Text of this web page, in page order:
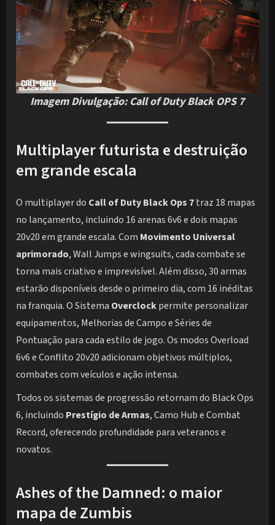
Imagem Divulgação: Call of Duty Black OPS 7
Multiplayer futurista e destruição
em grande escala
O multiplayer do Call of Duty Black Ops 7traz 18 mapas
no lançamento, incluindo 16 arenas 6v6 e dois mapas
20v20 em grande escala. Com Movimento Universal
aprimorado, Wall Jumps e wingsuits, cada combate se
torna mais criativo e imprevisível. Além disso, 30 armas
estarão disponíveis desde o primeiro dia, com 16 inéditas
na franquia. O Sistema Overclockpermite personalizar
equipamentos, Melhorias de Campo e Séries de
Pontuação para cada estilo de jogo. Os modos Overload
6v6 e Conflito 20v20 adicionam objetivos múltiplos,
combates com veículos e ação intensa.
Todos os sistemas de progressão retornam do Black Ops
6, incluindo Prestígio de Armas, Camo Hub e Combat
Record, oferecendo profundidade para veteranos e
novatos.
Ashes of the Damned: o maior
mapa de Zumbis